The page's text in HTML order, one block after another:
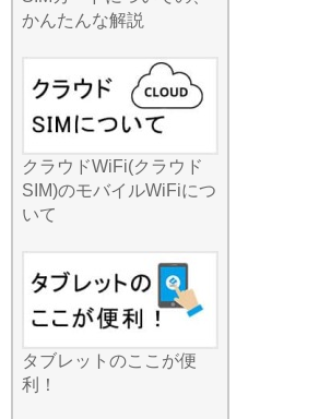
なげる「マルチデバイス接
家族旅行中、お父さんは仕
事のメール、お母さんは観
光案内、お子様はタブレッ
トで学習アプリといった使
い方が一台で可能です。最
近では任天堂Switchなどの
ゲーム機を外でつなぎたい
というお子様も増えていま
すが、当店の安定した回線
ならオンラインプレイも快
適です。グループ旅行で通
信量を割り勘にすれば、一
なくなります。人気の観光
地散策から、地方の温泉街
かんたんな解説
クラウドWiFi(クラウド
SIM)のモバイルWiFiにつ
いて
タブレットのここが便
利！